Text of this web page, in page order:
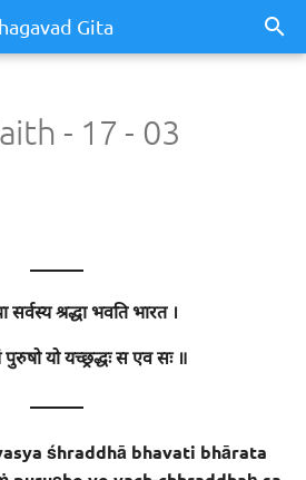
Gita
- 17 - 03
———
सर्वस्य श्रद्धा भवति भारत ।
पुरुषो यो यच्छ्रद्धः स एव सः ॥
———
śhraddhā bhavati bhārata